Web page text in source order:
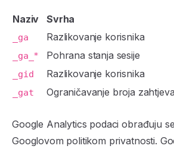
Naziv Svrha
_ga Razlikovanje korisnika
_ga_* Pohrana stanja sesije
_gid Razlikovanje korisnika
_gat Ograničavanje broja zahtjeva
Google Analytics podaci obrađuju
Googlovom politikom privatnosti.